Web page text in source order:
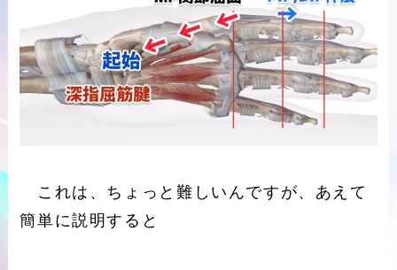
これは、ちょっと難しいんですが、あえて
簡単に説明すると